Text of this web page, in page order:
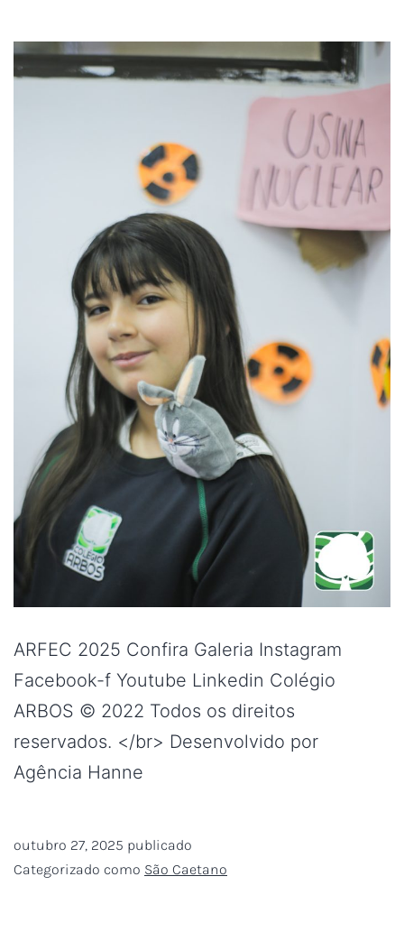
ARFEC 2025 Confira Galeria Instagram
Facebook-f Youtube Linkedin Colégio
ARBOS © 2022 Todos os direitos
reservados. </br> Desenvolvido por
Agência Hanne
outubro 27, 2025 publicado
Categorizado como São Caetano